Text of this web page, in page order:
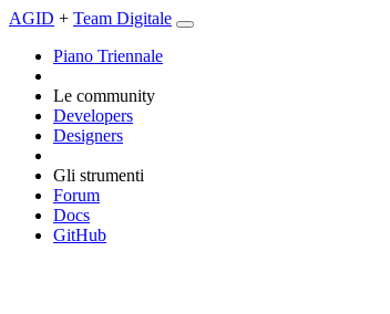
AGID + Team Digitale
Piano Triennale
Le community
Developers
Designers
Gli strumenti
Forum
Docs
GitHub